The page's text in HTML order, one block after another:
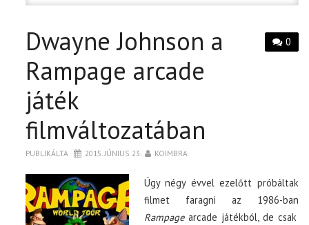
0
Dwayne Johnson a
Rampage arcade
játék
filmváltozatában
PUBLIKÁLTA 2015. JÚNIUS 23. KOIMBRA
Úgy négy évvel ezelőtt próbáltak
filmet faragni az 1986-ban
Rampagearcade játékból, de csak